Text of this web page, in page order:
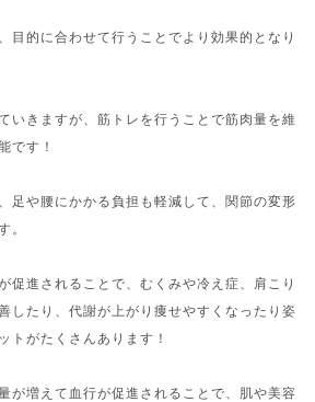
目的に合わせて行うことでより効果的となり
いきますが、筋トレを行うことで筋肉量を維
です！
足や腰にかかる負担も軽減して、関節の変形
。
促進されることで、むくみや冷え症、肩こり
したり、代謝が上がり痩せやすくなったり姿
トがたくさんあります！
が増えて血行が促進されることで、肌や美容